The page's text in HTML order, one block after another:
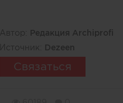
Автор:
Редакция Archiprofi
Источник:
Dezeen
Связаться